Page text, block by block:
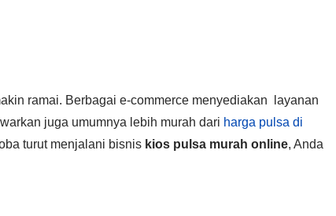
ramai. Berbagai e-commerce menyediakan layanan
juga umumnya lebih murah dari harga pulsa di
turut menjalani bisnis kios pulsa murah online, Anda